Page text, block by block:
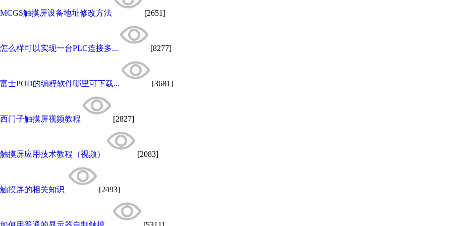
MCGS触摸屏设备地址修改方法 [2651]
怎么样可以实现一台PLC连接多... [8277]
富士POD的编程软件哪里可下载... [3681]
西门子触摸屏视频教程 [2827]
触摸屏应用技术教程（视频） [2083]
触摸屏的相关知识 [2493]